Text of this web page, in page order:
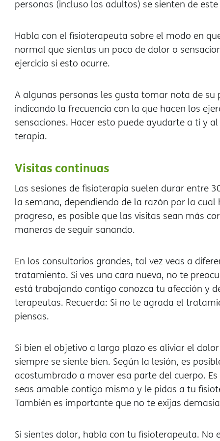
personas (incluso los adultos) se sienten de
Habla con el fisioterapeuta sobre el modo en
normal que sientas un poco de dolor o
ejercicio si esto ocurre.
A algunas personas les gusta tomar nota de
indicando la frecuencia con la que hacen los
sensaciones. Hacer esto puede ayudarte a ti y
terapia.
Visitas continuas
Las sesiones de fisioterapia suelen durar entre
la semana, dependiendo de la razón por la
progreso, es posible que las visitas sean más
maneras de seguir sanando.
En los consultorios grandes, tal vez veas a
tratamiento. Si ves una cara nueva, no te
está trabajando contigo conozca tu afección y
terapeutas. Recuerda: Si no te agrada el
piensas.
Si bien el objetivo a largo plazo es aliviar el
siempre se siente bien. Según la lesión, es
acostumbrado a mover esa parte del cuerpo.
seas amable contigo mismo y le pidas a tu
También es importante que no te exijas
Si sientes dolor, habla con tu fisioterapeuta. No